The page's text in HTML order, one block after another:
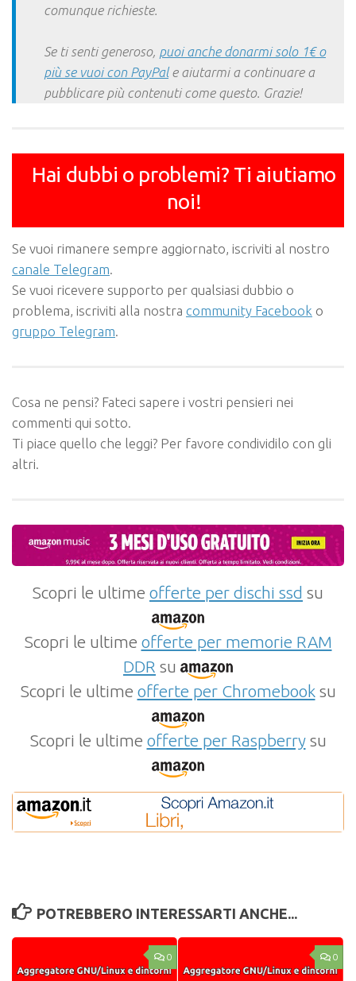
comunque richieste.
Se ti senti generoso, puoi anche donarmi solo 1€ o
più se vuoi con PayPale aiutarmi a continuare a
pubblicare più contenuti come questo. Grazie!
Hai dubbi o problemi? Ti aiutiamo
noi!
Se vuoi rimanere sempre aggiornato, iscriviti al nostro
canale Telegram.
Se vuoi ricevere supporto per qualsiasi dubbio o
problema, iscriviti alla nostra community Facebook o
gruppo Telegram.
Cosa ne pensi? Fateci sapere i vostri pensieri nei
commenti qui sotto.
Ti piace quello che leggi? Per favore condividilo con gli
altri.
Scopri le ultime offerte per dischi ssd su
Scopri le ultime offerte per memorie RAM
DDR su
Scopri le ultime offerte per Chromebooksu
Scopri le ultime offerte per Raspberrysu
POTREBBERO INTERESSARTI ANCHE...
0 0